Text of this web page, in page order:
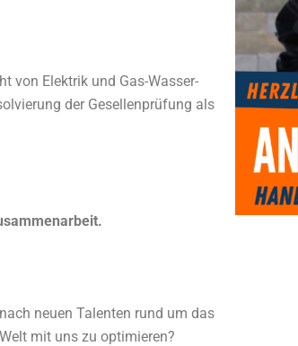
von Elektrik und Gas-Wasser-
der Gesellenprüfung als
neuen Talenten rund um das
mit uns zu optimieren?